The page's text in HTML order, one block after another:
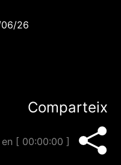
26
Comparteix
en [ 00:00:00 ]